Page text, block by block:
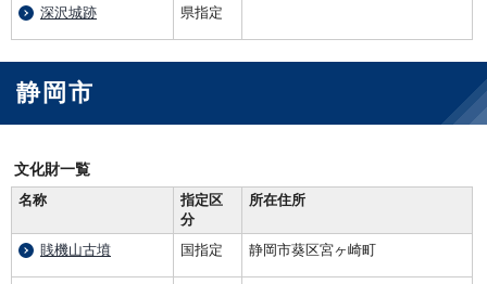
深沢城跡 県指定
静岡市
文化財一覧
名称
指定区
分
所在住所
賎機山古墳 国指定 静岡市葵区宮ヶ崎町